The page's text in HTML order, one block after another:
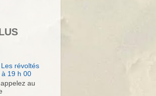
révoltés
19 h 00
au